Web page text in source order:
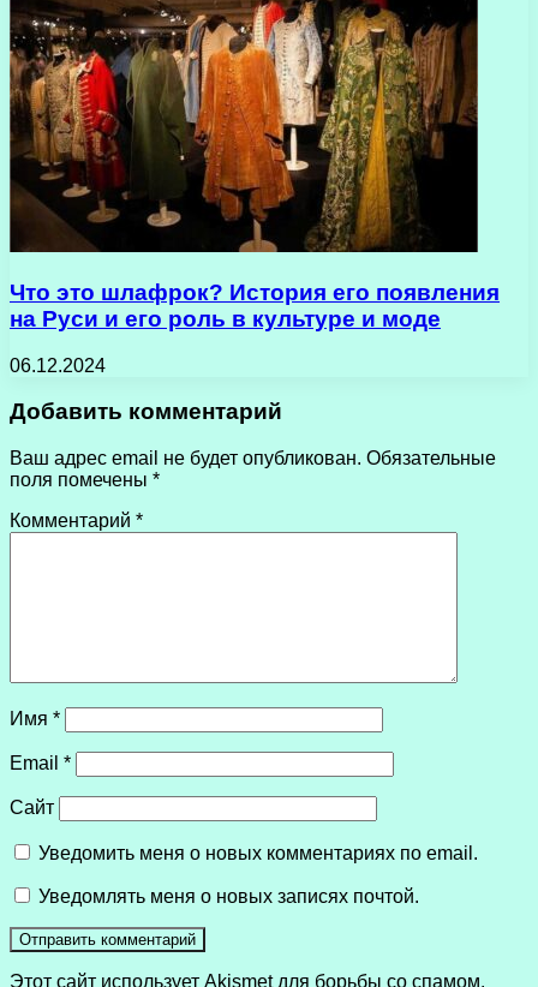
Что это шлафрок? История его появления
на Руси и его роль в культуре и моде
06.12.2024
Добавить комментарий
Ваш адрес email не будет опубликован. Обязательные
поля помечены *
Комментарий *
Имя *
Email *
Сайт
Уведомить меня о новых комментариях по email.
Уведомлять меня о новых записях почтой.
Этот сайт использует Akismet для борьбы со спамом.